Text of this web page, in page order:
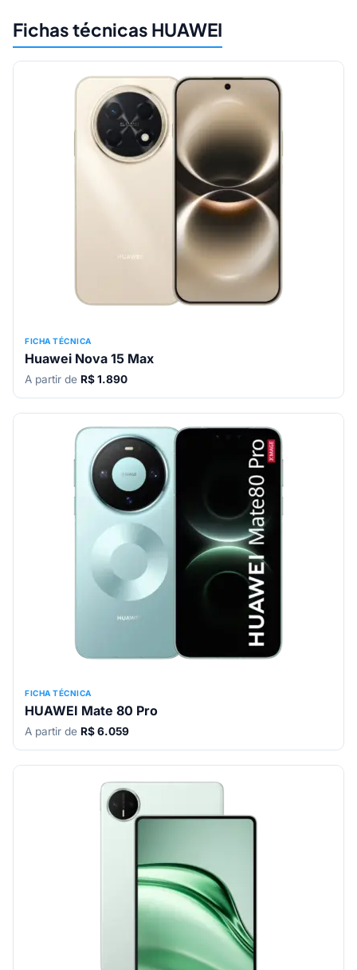
Fichas técnicas HUAWEI
FICHA TÉCNICA
Huawei Nova 15 Max
A partir de R$ 1.890
FICHA TÉCNICA
HUAWEI Mate 80 Pro
A partir de R$ 6.059